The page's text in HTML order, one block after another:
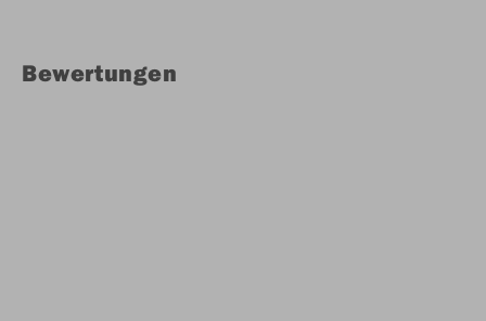
Bewertungen